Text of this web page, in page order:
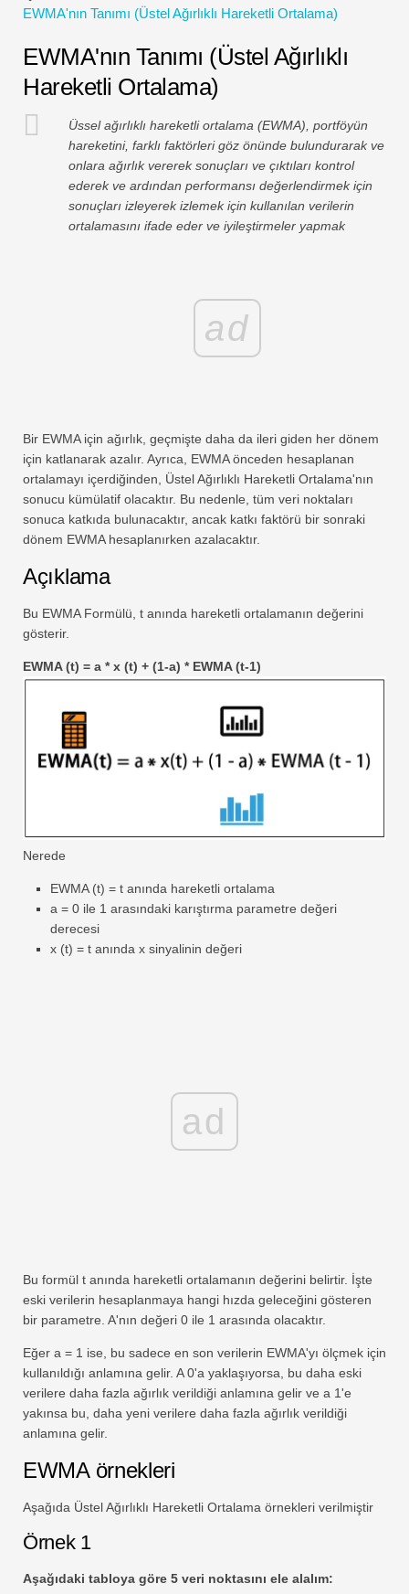
Finansal Modelleme Eğitimleri
Tam form
Risk Yönetimi Öğreticileri
EWMA'nın Tanımı (Üstel Ağırlıklı Hareketli Ortalama)
EWMA'nın Tanımı (Üstel Ağırlıklı
Hareketli Ortalama)
Üssel ağırlıklı hareketli ortalama (EWMA), portföyün
hareketini, farklı faktörleri göz önünde bulundurarak ve
onlara ağırlık vererek sonuçları ve çıktıları kontrol
ederek ve ardından performansı değerlendirmek için
sonuçları izleyerek izlemek için kullanılan verilerin
ortalamasını ifade eder ve iyileştirmeler yapmak
ad
Bir EWMA için ağırlık, geçmişte daha da ileri giden her dönem
için katlanarak azalır. Ayrıca, EWMA önceden hesaplanan
ortalamayı içerdiğinden, Üstel Ağırlıklı Hareketli Ortalama'nın
sonucu kümülatif olacaktır. Bu nedenle, tüm veri noktaları
sonuca katkıda bulunacaktır, ancak katkı faktörü bir sonraki
dönem EWMA hesaplanırken azalacaktır.
Açıklama
Bu EWMA Formülü, t anında hareketli ortalamanın değerini
gösterir.
EWMA (t) = a * x (t) + (1-a) * EWMA (t-1)
Nerede
EWMA (t) = t anında hareketli ortalama
a = 0 ile 1 arasındaki karıştırma parametre değeri
derecesi
x (t) = t anında x sinyalinin değeri
ad
Bu formül t anında hareketli ortalamanın değerini belirtir. İşte
eski verilerin hesaplanmaya hangi hızda geleceğini gösteren
bir parametre. A'nın değeri 0 ile 1 arasında olacaktır.
Eğer a = 1 ise, bu sadece en son verilerin EWMA'yı ölçmek için
kullanıldığı anlamına gelir. A 0'a yaklaşıyorsa, bu daha eski
verilere daha fazla ağırlık verildiği anlamına gelir ve a 1'e
yakınsa bu, daha yeni verilere daha fazla ağırlık verildiği
anlamına gelir.
EWMA örnekleri
Aşağıda Üstel Ağırlıklı Hareketli Ortalama örnekleri verilmiştir
Örnek 1
Aşağıdaki tabloya göre 5 veri noktasını ele alalım: